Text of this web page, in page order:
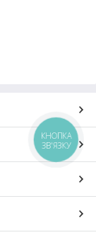
КНОПКА
ЗВ'ЯЗКУ